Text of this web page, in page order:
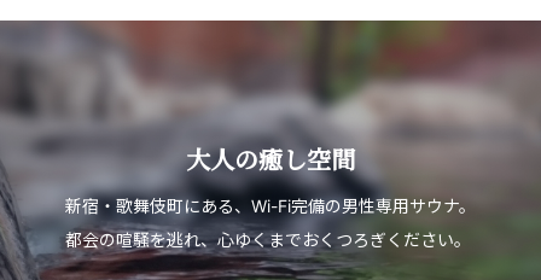
大人の癒し空間
新宿・歌舞伎町にある、Wi-Fi完備の男性専用サウナ。
都会の喧騒を逃れ、心ゆくまでおくつろぎください。